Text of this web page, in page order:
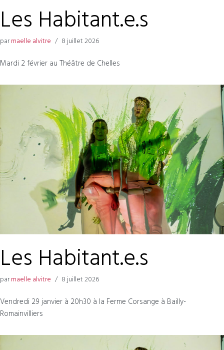
Les Habitant.e.s
parmaelle alvitre 8 juillet 2026
Mardi 2 février au Théâtre de Chelles
Les Habitant.e.s
parmaelle alvitre 8 juillet 2026
Vendredi 29 janvier à 20h30 à la Ferme Corsange à Bailly-
Romainvilliers